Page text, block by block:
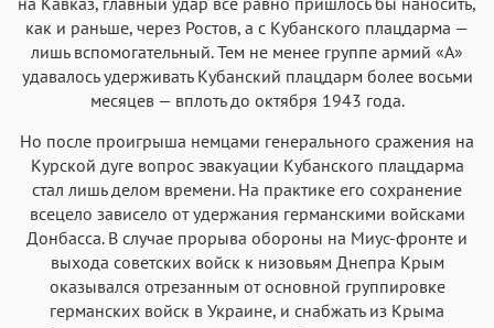
как и раньше, через Ростов, а с Кубанского плацдарма —
лишь вспомогательный. Тем не менее группе армий «А»
удавалось удерживать Кубанский плацдарм более восьми
месяцев — вплоть до октября 1943 года.
Но после проигрыша немцами генерального сражения на
Курской дуге вопрос эвакуации Кубанского плацдарма
стал лишь делом времени. На практике его сохранение
всецело зависело от удержания германскими войсками
Донбасса. В случае прорыва обороны на Миус-фронте и
выхода советских войск к низовьям Днепра Крым
оказывался отрезанным от основной группировке
германских войск в Украине, и снабжать из Крыма